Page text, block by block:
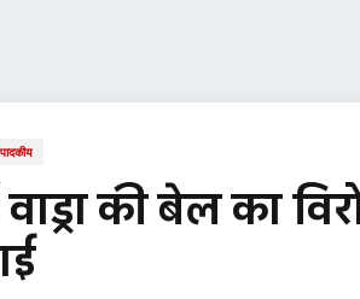
वाड्रा की बेल का